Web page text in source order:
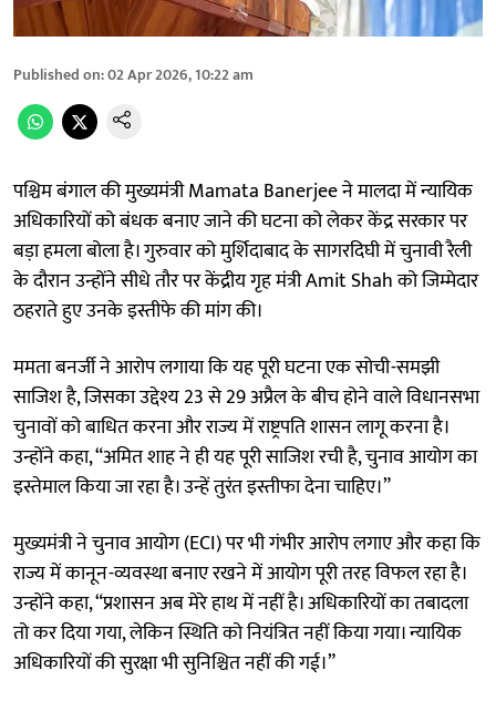
Published on:02 Apr 2026, 10:22 am
पश्चिम बंगाल की मुख्यमंत्री Mamata Banerjee ने मालदा में न्यायिक
अधिकारियों को बंधक बनाए जाने की घटना को लेकर केंद्र सरकार पर
बड़ा हमला बोला है। गुरुवार को मुर्शिदाबाद के सागरदिघी में चुनावी रैली
के दौरान उन्होंने सीधे तौर पर केंद्रीय गृह मंत्री Amit Shah को जिम्मेदार
ठहराते हुए उनके इस्तीफे की मांग की।
ममता बनर्जी ने आरोप लगाया कि यह पूरी घटना एक सोची-समझी
साजिश है, जिसका उद्देश्य 23 से 29 अप्रैल के बीच होने वाले विधानसभा
चुनावों को बाधित करना और राज्य में राष्ट्रपति शासन लागू करना है।
उन्होंने कहा, “अमित शाह ने ही यह पूरी साजिश रची है, चुनाव आयोग का
इस्तेमाल किया जा रहा है। उन्हें तुरंत इस्तीफा देना चाहिए।”
मुख्यमंत्री ने चुनाव आयोग (ECI) पर भी गंभीर आरोप लगाए और कहा कि
राज्य में कानून-व्यवस्था बनाए रखने में आयोग पूरी तरह विफल रहा है।
उन्होंने कहा, “प्रशासन अब मेरे हाथ में नहीं है। अधिकारियों का तबादला
तो कर दिया गया, लेकिन स्थिति को नियंत्रित नहीं किया गया। न्यायिक
अधिकारियों की सुरक्षा भी सुनिश्चित नहीं की गई।”